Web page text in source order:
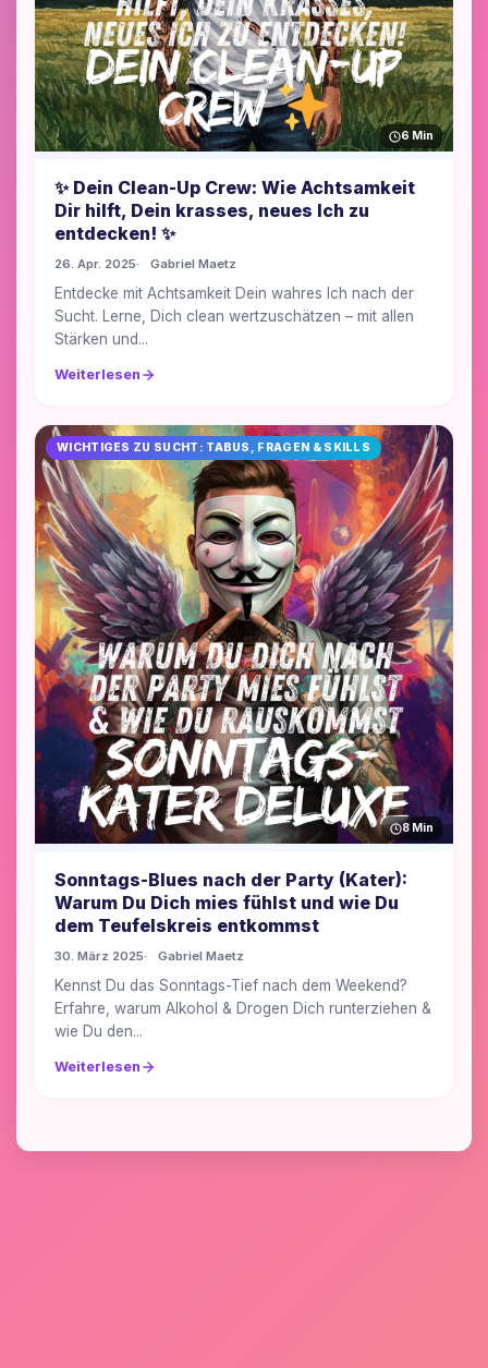
6 Min
✨ Dein Clean-Up Crew: Wie Achtsamkeit
Dir hilft, Dein krasses, neues Ich zu
entdecken! ✨
26. Apr. 2025 Gabriel Maetz
Entdecke mit Achtsamkeit Dein wahres Ich nach der
Sucht. Lerne, Dich clean wertzuschätzen – mit allen
Stärken und...
Weiterlesen
WICHTIGES ZU SUCHT: TABUS, FRAGEN & SKILLS
8 Min
Sonntags-Blues nach der Party (Kater):
Warum Du Dich mies fühlst und wie Du
dem Teufelskreis entkommst
30. März 2025 Gabriel Maetz
Kennst Du das Sonntags-Tief nach dem Weekend?
Erfahre, warum Alkohol & Drogen Dich runterziehen &
wie Du den...
Weiterlesen